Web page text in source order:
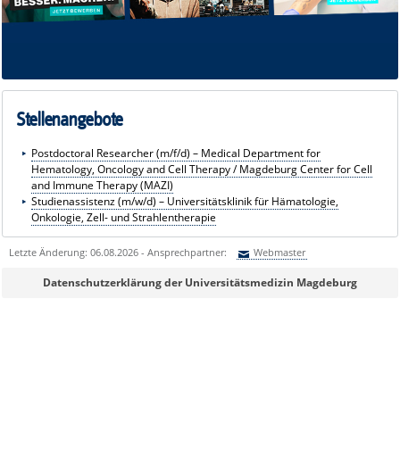
Wir freuen uns immer über Bewerbungen von Kolleg:innen, die
Stellenangebote
Postdoctoral Researcher (m/f/d) – Medical Department for
Hematology, Oncology and Cell Therapy / Magdeburg Center for Cell
and Immune Therapy (MAZI)
Studienassistenz (m/w/d) – Universitätsklinik für Hämatologie,
Onkologie, Zell- und Strahlentherapie
Letzte Änderung: 06.08.2026 - Ansprechpartner: Webmaster
Sie können eine Nachricht versenden an:Webmaster
Datenschutzerklärung der Universitätsmedizin Magdeburg